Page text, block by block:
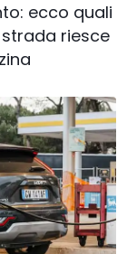
ecco quali
riesce
Motor1.com alle
preferite su Google